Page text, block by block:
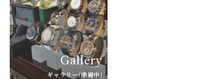
ギナーン
HABRING2
ハブリングツー
HANHART
ハンハルトGallery
ギャラリー(準備中)